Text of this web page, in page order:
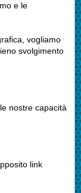
e le
vogliamo
svolgimento
nostre capacità
link